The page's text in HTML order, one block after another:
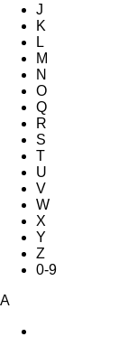
J
K
L
M
N
O
Q
R
S
T
U
V
W
X
Y
Z
0-9
A